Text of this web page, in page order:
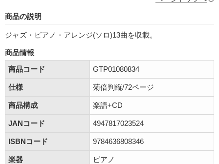
商品の説明
ジャズ・ピアノ・アレンジ(ソロ)13曲を収載。
商品情報
商品コード
GTP01080834
仕様 菊倍判縦/72ページ
商品構成 楽譜+CD
JANコード 4947817023524
ISBNコード 9784636808346
楽器 ピアノ